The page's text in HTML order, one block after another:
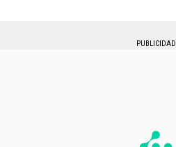
PUBLICIDAD